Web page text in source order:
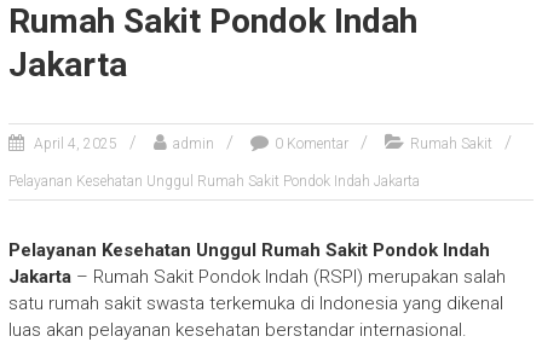
Rumah Sakit Pondok Indah
Jakarta
April 4, 2025 admin 0 Komentar Rumah Sakit
Pelayanan Kesehatan Unggul Rumah Sakit Pondok Indah Jakarta
Pelayanan Kesehatan Unggul Rumah Sakit Pondok Indah
Jakarta– Rumah Sakit Pondok Indah (RSPI) merupakan salah
satu rumah sakit swasta terkemuka di Indonesia yang dikenal
luas akan pelayanan kesehatan berstandar internasional.